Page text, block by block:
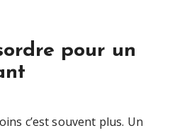
pour un
c’est souvent plus. Un